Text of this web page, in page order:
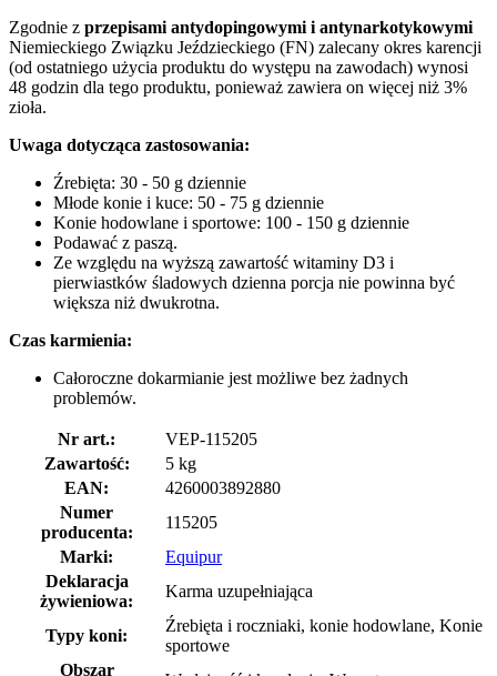
Zgodnie z przepisami antydopingowymi i antynarkotykowymi
Niemieckiego Związku Jeździeckiego (FN) zalecany okres karencji
(od ostatniego użycia produktu do występu na zawodach) wynosi
48 godzin dla tego produktu, ponieważ zawiera on więcej niż 3%
zioła.
Uwaga dotycząca zastosowania:
Źrebięta: 30 - 50 g dziennie
Młode konie i kuce: 50 - 75 g dziennie
Konie hodowlane i sportowe: 100 - 150 g dziennie
Podawać z paszą.
Ze względu na wyższą zawartość witaminy D3 i
pierwiastków śladowych dzienna porcja nie powinna być
większa niż dwukrotna.
Czas karmienia:
Całoroczne dokarmianie jest możliwe bez żadnych
problemów.
Nr art.:
VEP-115205
Zawartość:
5 kg
EAN:
4260003892880
Numer
producenta:
115205
Marki:
Equipur
Deklaracja
żywieniowa:
Karma uzupełniająca
Typy koni:
Źrebięta i roczniaki, konie hodowlane, Konie
sportowe
Obszar